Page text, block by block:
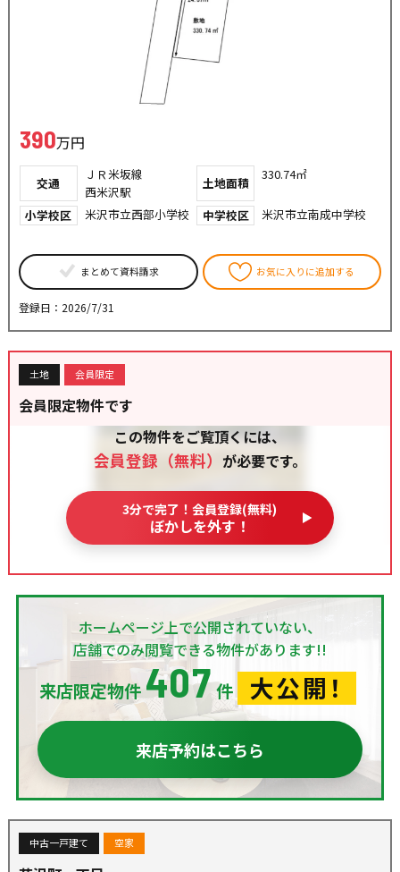
390万円
交通
ＪＲ米坂線
西米沢駅
土地面積
330.74㎡
小学校区 米沢市立西部小学校 中学校区 米沢市立南成中学校
まとめて資料請求 お気に入りに追加する
登録日：2026/7/31
土地 会員限定
会員限定物件です
この物件をご覧頂くには、
会員登録（無料） が必要です。
3分で完了！会員登録(無料)
ぼかしを外す！
ホームページ上で公開されていない、
店舗でのみ閲覧できる物件があります!!
来店限定物件 407件 大公開！
来店予約はこちら
中古一戸建て 空家